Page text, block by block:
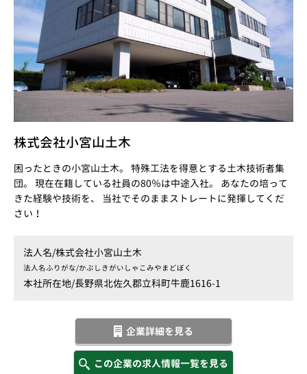
株式会社小宮山土木
困ったときの小宮山土木。 特殊工法を得意とする土木技術者集
団。 現在在籍している社員の80％は中途入社。 あなたの培って
きた経験や技術を、 当社でそのままストレートに発揮してくだ
さい！
法人名/株式会社小宮山土木
法人名ふりがな/かぶしきがいしゃこみやまどぼく
本社所在地/長野県北佐久郡立科町牛鹿1616-1
企業詳細を見る
この企業の求人情報一覧を見る